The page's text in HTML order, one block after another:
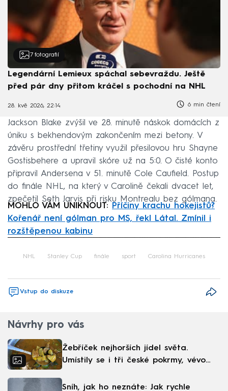
7 fotografií
Legendární Lemieux spáchal sebevraždu. Ještě
před pár dny přitom kráčel s pochodní na NHL
28. kvě 2026, 22:14 6 min čtení
Jackson Blake zvýšil ve 28. minutě náskok domácích z
úniku s bekhendovým zakončením mezi betony. V
závěru prostřední třetiny využil přesilovou hru Shayne
Gostisbehere a upravil skóre už na 5:0. O čisté konto
připravil Andersena v 51. minutě Cole Caufield. Postup
do finále NHL, na který v Carolině čekali dvacet let,
zpečetil Seth Jarvis při risku Montrealu bez gólmana.
MOHLO VÁM UNIKNOUT: Příčiny krachu hokejistů?
Kořenář není gólman pro MS, řekl Látal. Zmínil i
rozštěpenou kabinu
NHL Stanley Cup finále sport Carolina Hurricanes
Vstup do diskuze
Návrhy pro vás
Žebříček nejhorších jídel světa.
Umístily se i tři české pokrmy, vévodí
Sníh, jak ho neznáte: Jak rychle